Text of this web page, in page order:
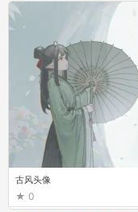
古风头像
0